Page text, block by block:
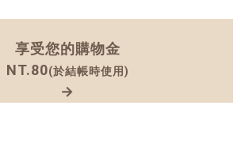
享受您的購物金
NT.80(於結帳時使用)
→